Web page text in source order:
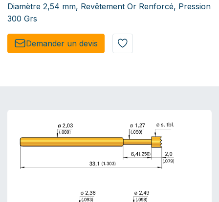
Diamètre 2,54 mm, Revêtement Or Renforcé, Pression
300 Grs
Demander un de​​vis​​